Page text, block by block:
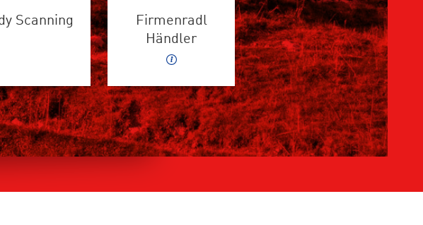
Scanning
Firmenradl
Händler